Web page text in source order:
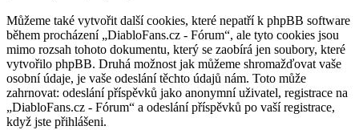
Můžeme také vytvořit další cookies, které nepatří k phpBB software
během procházení „DiabloFans.cz - Fórum“, ale tyto cookies jsou
mimo rozsah tohoto dokumentu, který se zaobírá jen soubory, které
vytvořilo phpBB. Druhá možnost jak můžeme shromažďovat vaše
osobní údaje, je vaše odeslání těchto údajů nám. Toto může
zahrnovat: odeslání příspěvků jako anonymní uživatel, registrace na
„DiabloFans.cz - Fórum“ a odeslání příspěvků po vaší registrace,
když jste přihlášeni.